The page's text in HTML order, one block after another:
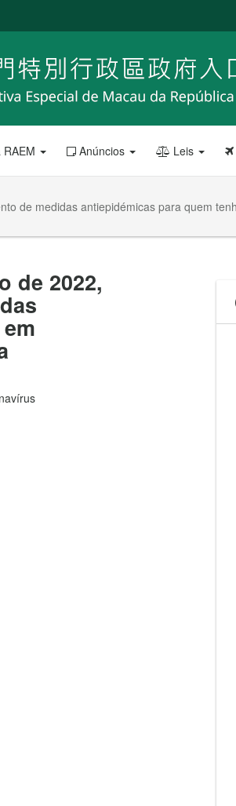
Anúncios Leis
de medidas antiepidémicas para quem
de 2022,